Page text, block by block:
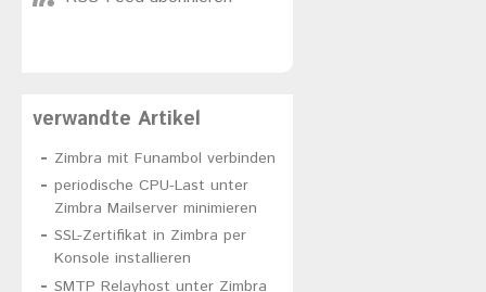
verwandte Artikel
Zimbra mit Funambol verbinden
periodische CPU-Last unter
Zimbra Mailserver minimieren
SSL-Zertifikat in Zimbra per
Konsole installieren
SMTP Relayhost unter Zimbra